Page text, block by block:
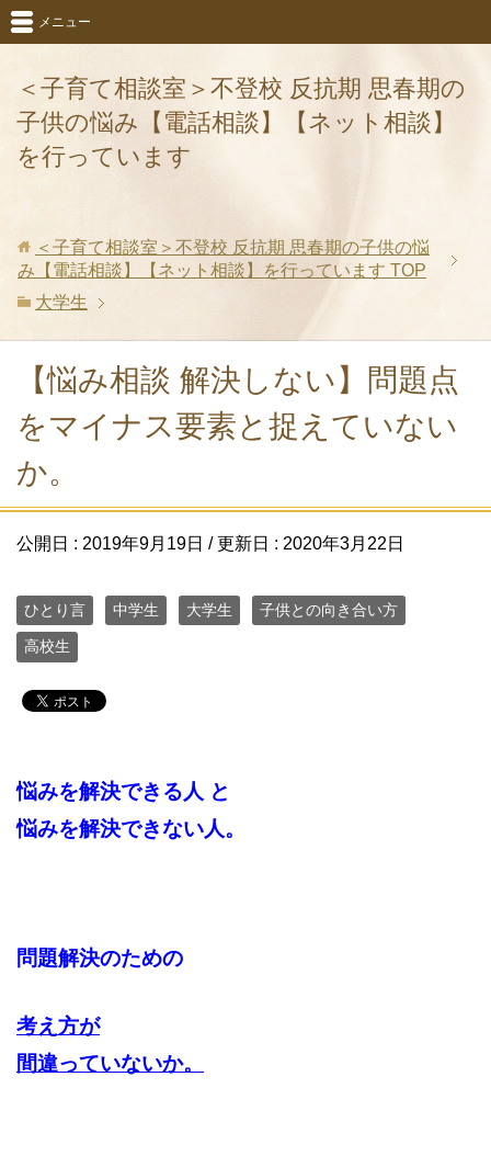
＜子育て相談室＞不登校 反抗期 思春期の
子供の悩み【電話相談】【ネット相談】
を行っています
メニュー
＜子育て相談室＞不登校 反抗期 思春期の子供の悩
み【電話相談】【ネット相談】を行っています TOP
大学生
【悩み相談 解決しない】問題点
をマイナス要素と捉えていない
か。
公開日 : 2019年9月19日 / 更新日 : 2020年3月22日
ひとり言 中学生 大学生 子供との向き合い方
高校生
悩みを解決できる人 と
悩みを解決できない人。
問題解決のための
考え方が
間違っていないか。